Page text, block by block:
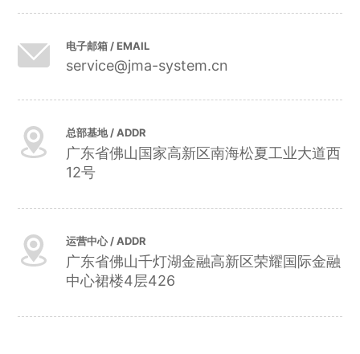
电子邮箱 / EMAIL
service@jma-system.cn
总部基地 / ADDR
广东省佛山国家高新区南海松夏工业大道西
12号
运营中心 / ADDR
广东省佛山千灯湖金融高新区荣耀国际金融
中心裙楼4层426